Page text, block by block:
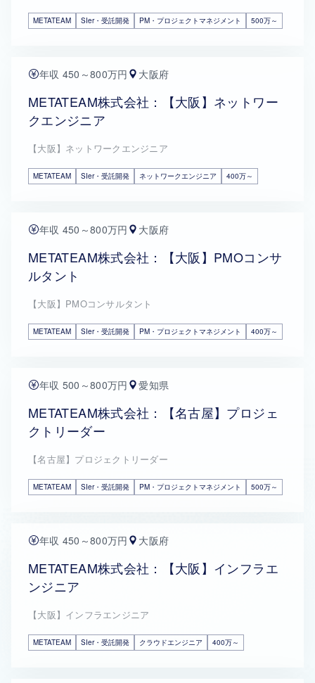
METATEAM SIer・受託開発 PM・プロジェクトマネジメント 500万～
年収 450～800万円 大阪府
METATEAM株式会社：【大阪】ネットワー
クエンジニア
【大阪】ネットワークエンジニア
METATEAM SIer・受託開発 ネットワークエンジニア 400万～
年収 450～800万円 大阪府
METATEAM株式会社：【大阪】PMOコンサ
ルタント
【大阪】PMOコンサルタント
METATEAM SIer・受託開発 PM・プロジェクトマネジメント 400万～
年収 500～800万円 愛知県
METATEAM株式会社：【名古屋】プロジェ
クトリーダー
【名古屋】プロジェクトリーダー
METATEAM SIer・受託開発 PM・プロジェクトマネジメント 500万～
年収 450～800万円 大阪府
METATEAM株式会社：【大阪】インフラエ
ンジニア
【大阪】インフラエンジニア
METATEAM SIer・受託開発 クラウドエンジニア 400万～